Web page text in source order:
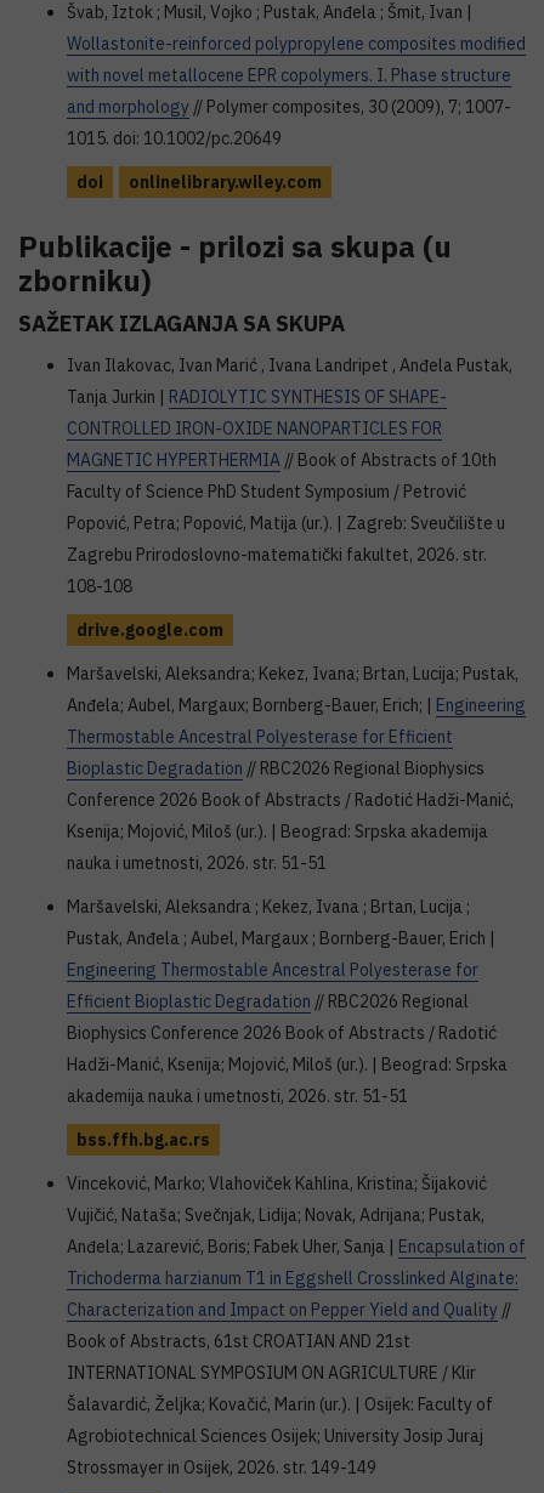
Švab, Iztok ; Musil, Vojko ; Pustak, Anđela ; Šmit, Ivan |
Wollastonite-reinforced polypropylene composites modified
with novel metallocene EPR copolymers. I. Phase structure
and morphology // Polymer composites, 30 (2009), 7; 1007-
1015. doi: 10.1002/pc.20649
doi
onlinelibrary.wiley.com
Publikacije - prilozi sa skupa (u
zborniku)
SAŽETAK IZLAGANJA SA SKUPA
Ivan Ilakovac, Ivan Marić , Ivana Landripet , Anđela Pustak,
Tanja Jurkin | RADIOLYTIC SYNTHESIS OF SHAPE-
CONTROLLED IRON-OXIDE NANOPARTICLES FOR
MAGNETIC HYPERTHERMIA // Book of Abstracts of 10th
Faculty of Science PhD Student Symposium / Petrović
Popović, Petra; Popović, Matija (ur.). | Zagreb: Sveučilište u
Zagrebu Prirodoslovno-matematički fakultet, 2026. str.
108-108
drive.google.com
Maršavelski, Aleksandra; Kekez, Ivana; Brtan, Lucija; Pustak,
Anđela; Aubel, Margaux; Bornberg-Bauer, Erich; | Engineering
Thermostable Ancestral Polyesterase for Efficient
Bioplastic Degradation // RBC2026 Regional Biophysics
Conference 2026 Book of Abstracts / Radotić Hadži-Manić,
Ksenija; Mojović, Miloš (ur.). | Beograd: Srpska akademija
nauka i umetnosti, 2026. str. 51-51
Maršavelski, Aleksandra ; Kekez, Ivana ; Brtan, Lucija ;
Pustak, Anđela ; Aubel, Margaux ; Bornberg-Bauer, Erich |
Engineering Thermostable Ancestral Polyesterase for
Efficient Bioplastic Degradation // RBC2026 Regional
Biophysics Conference 2026 Book of Abstracts / Radotić
Hadži-Manić, Ksenija; Mojović, Miloš (ur.). | Beograd: Srpska
akademija nauka i umetnosti, 2026. str. 51-51
bss.ffh.bg.ac.rs
Vinceković, Marko; Vlahoviček Kahlina, Kristina; Šijaković
Vujičić, Nataša; Svečnjak, Lidija; Novak, Adrijana; Pustak,
Anđela; Lazarević, Boris; Fabek Uher, Sanja | Encapsulation of
Trichoderma harzianum T1 in Eggshell Crosslinked Alginate:
Characterization and Impact on Pepper Yield and Quality //
Book of Abstracts, 61st CROATIAN AND 21st
INTERNATIONAL SYMPOSIUM ON AGRICULTURE / Klir
Šalavardić, Željka; Kovačić, Marin (ur.). | Osijek: Faculty of
Agrobiotechnical Sciences Osijek; University Josip Juraj
Strossmayer in Osijek, 2026. str. 149-149